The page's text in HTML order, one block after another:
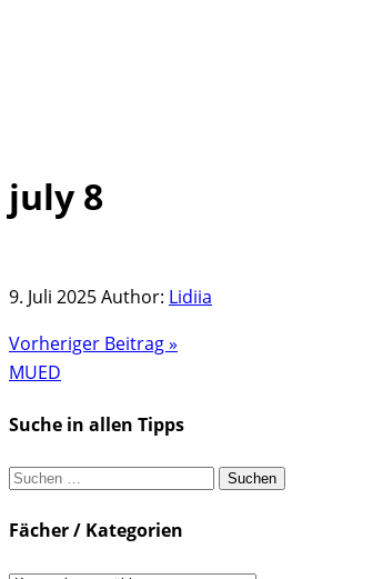
Skip
to
july 8
9. Juli 2025Author: Lidiia
Vorheriger Beitrag »
MUED
Suche in allen Tipps
Suchen
Fächer / Kategorien